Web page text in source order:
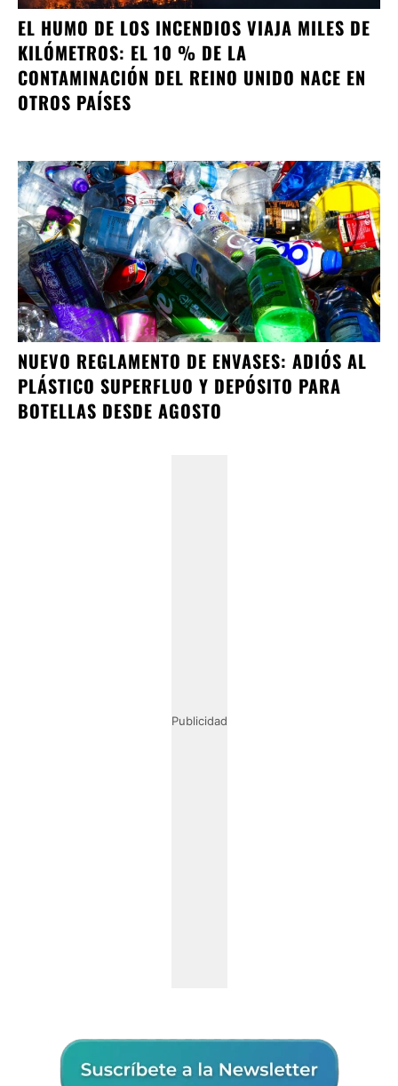
EL HUMO DE LOS INCENDIOS VIAJA MILES DE
KILÓMETROS: EL 10 % DE LA
CONTAMINACIÓN DEL REINO UNIDO NACE EN
OTROS PAÍSES
NUEVO REGLAMENTO DE ENVASES: ADIÓS AL
PLÁSTICO SUPERFLUO Y DEPÓSITO PARA
BOTELLAS DESDE AGOSTO
Publicidad